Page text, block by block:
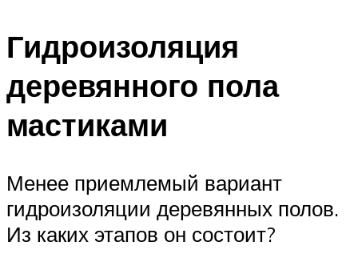
Гидроизоляция
деревянного пола
мастиками
Менее приемлемый вариант
гидроизоляции деревянных полов.
Из каких этапов он состоит?